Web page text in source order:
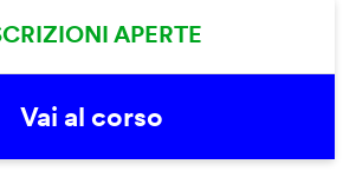
APERTE
Vai al corso